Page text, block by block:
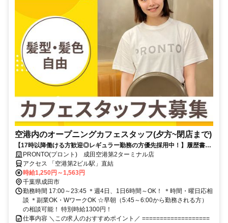
空港内のオープニングカフェスタッフ(夕方~閉店まで)
【17時以降働ける方歓迎◎レギュラー勤務の方優先採用中！】履歴書不
要！髪型・髪色自由！週4日～OK！1週間毎のシフト提出◎
PRONTO(プロント) 成田空港第2ターミナル店
アクセス 「空港第2ビル駅」直結
時給1,250円～1,563円
千葉県成田市
勤務時間 17:00～23:45 ＊週4日、1日6時間～OK！ ＊時間・曜日応相
談 ＊副業OK・WワークOK ☆早朝（5:45～6:00から勤務される方）
の相談可能！ 特別時給1300円！
仕事内容 ＼この求人のおすすめポイント／ ===================